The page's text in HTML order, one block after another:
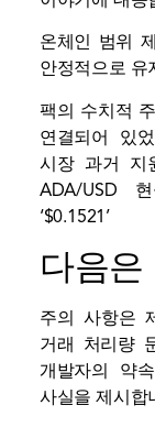
온체인 범위
안정적으로 유
팩의 수치적
연결되어 있
시장 과거 지
ADA/USD
‘$0.1521’
다음
주의 사항은
거래 처리량
개발자의 약
사실을 제시합